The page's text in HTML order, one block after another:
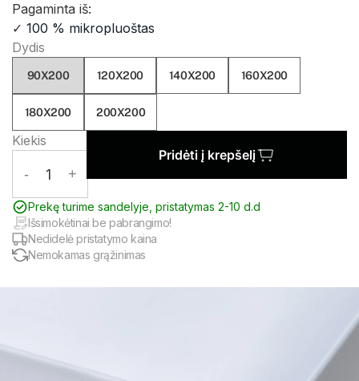
Pagaminta iš:
✓ 100 % mikropluoštas
Dydis
90X200 120X200 140X200 160X200
180X200 200X200
Kiekis
- 1 +
Pridėti į krepšelį
Prekę turime sandelyje, pristatymas 2-10 d.d
Išsimokėtinai be pabrangimo!
Nedidelė pristatymo kaina
Nemokamas grąžinimas